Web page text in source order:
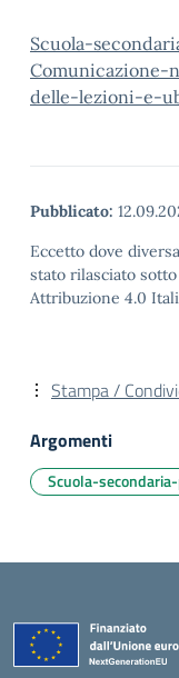
Scuola-
Comunicazione-
delle-lezioni-e-
Pubblicato:
Eccetto dove
stato rilasciato
Attribuzione 4.0
Stampa /
Argomenti
Scuola-